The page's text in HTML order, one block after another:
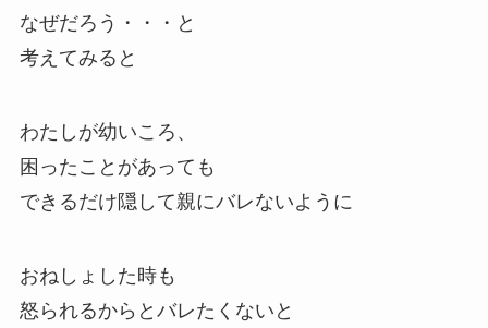
なぜだろう・・・と
考えてみると
わたしが幼いころ、
困ったことがあっても
できるだけ隠して親にバレないように
おねしょした時も
怒られるからとバレたくないと